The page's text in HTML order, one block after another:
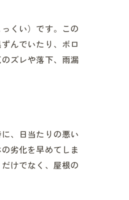
くい）です。この
んでいたり、ボロ
ズレや落下、雨漏
、日当たりの悪い
劣化を早めてしま
けでなく、屋根の